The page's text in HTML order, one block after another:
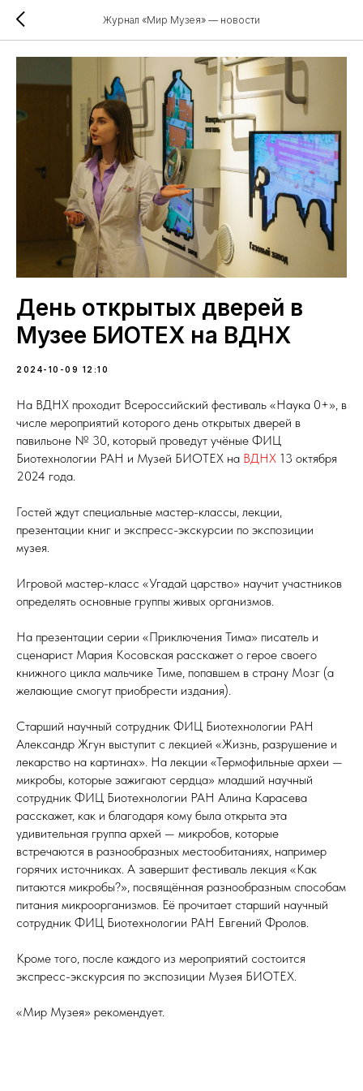
Журнал «Мир Музея» — новости
День открытых дверей в
Музее БИОТЕХ на ВДНХ
2024-10-09 12:10
На ВДНХ проходит Всероссийский фестиваль «Наука 0+», в
числе мероприятий которого день открытых дверей в
павильоне № 30, который проведут учёные ФИЦ
Биотехнологии РАН и Музей БИОТЕХ на ВДНХ 13 октября
2024 года.
Гостей ждут специальные мастер-классы, лекции,
презентации книг и экспресс-экскурсии по экспозиции
музея.
Игровой мастер-класс «Угадай царство» научит участников
определять основные группы живых организмов.
На презентации серии «Приключения Тима» писатель и
сценарист Мария Косовская расскажет о герое своего
книжного цикла мальчике Тиме, попавшем в страну Мозг (а
желающие смогут приобрести издания).
Старший научный сотрудник ФИЦ Биотехнологии РАН
Александр Жгун выступит с лекцией «Жизнь, разрушение и
лекарство на картинах». На лекции «Термофильные археи —
микробы, которые зажигают сердца» младший научный
сотрудник ФИЦ Биотехнологии РАН Алина Карасева
расскажет, как и благодаря кому была открыта эта
удивительная группа архей — микробов, которые
встречаются в разнообразных местообитаниях, например
горячих источниках. А завершит фестиваль лекция «Как
питаются микробы?», посвящённая разнообразным способам
питания микроорганизмов. Её прочитает старший научный
сотрудник ФИЦ Биотехнологии РАН Евгений Фролов.
Кроме того, после каждого из мероприятий состоится
экспресс-экскурсия по экспозиции Музея БИОТЕХ.
«Мир Музея» рекомендует.